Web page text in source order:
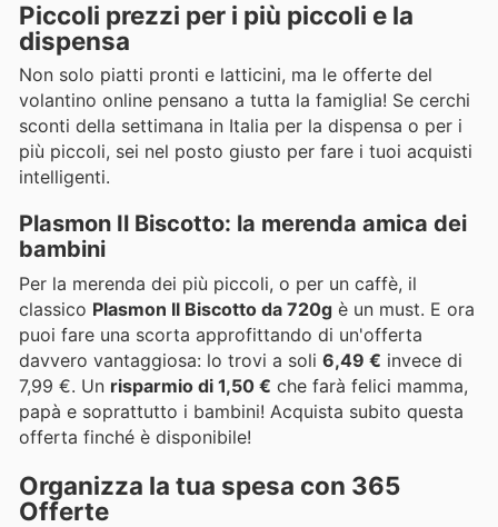
Piccoli prezzi per i più piccoli e la
dispensa
Non solo piatti pronti e latticini, ma le offerte del
volantino online pensano a tutta la famiglia! Se cerchi
sconti della settimana in Italia per la dispensa o per i
più piccoli, sei nel posto giusto per fare i tuoi acquisti
intelligenti.
Plasmon Il Biscotto: la merenda amica dei
bambini
Per la merenda dei più piccoli, o per un caffè, il
classico Plasmon Il Biscotto da 720g è un must. E ora
puoi fare una scorta approfittando di un'offerta
davvero vantaggiosa: lo trovi a soli 6,49 € invece di
7,99 €. Un risparmio di 1,50 € che farà felici mamma,
papà e soprattutto i bambini! Acquista subito questa
offerta finché è disponibile!
Organizza la tua spesa con 365
Offerte